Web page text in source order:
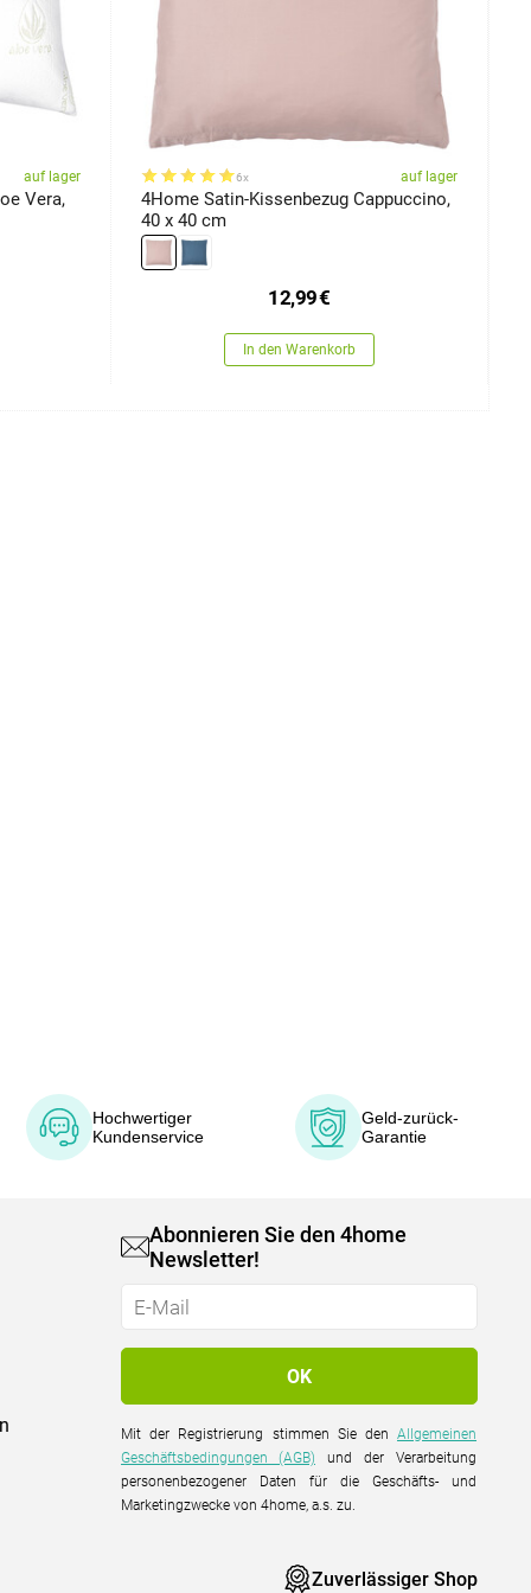
auf lager
Vera,
6x auf lager
4Home Satin-Kissenbezug Cappuccino,
40 x 40 cm
12,99€
In den Warenkorb
Hochwertiger
Kundenservice
Geld-zurück-
Garantie
Abonnieren Sie den 4home
Newsletter!
Mit der Registrierung stimmen Sie denAllgemeinen
Geschäftsbedingungen (AGB) und der Verarbeitung
personenbezogener Daten für die Geschäfts- und
Marketingzwecke von 4home, a.s. zu.
Zuverlässiger Shop